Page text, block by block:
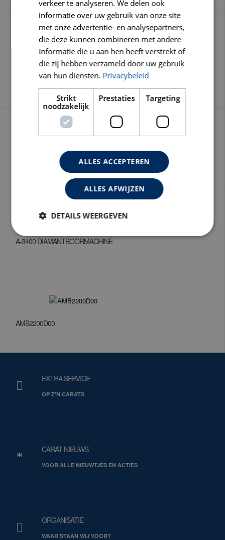
A-2231/A-2232 DIAMANTBOORMACHINE
A-2600 DIAMANTBOORMACHINE
A-3400 DIAMANTBOORMACHINE
AMB2200D00
EXTRA SERVICE
OP Z'N CARATS
CARAT NIEUWS
VOOR ALLE NIEUWTJES EN ACTIES
ORGANISATIE
WAAR STAAN WIJ VOOR?
verkeer te analyseren. We delen ook
informatie over uw gebruik van onze site
met onze advertentie- en analysepartners,
die deze kunnen combineren met andere
informatie die u aan hen heeft verstrekt of
die zij hebben verzameld door uw gebruik
van hun diensten. Privacybeleid
Strikt
noodzakelijk
Prestaties Targeting
ALLES ACCEPTEREN
ALLES AFWIJZEN
DETAILS WEERGEVEN